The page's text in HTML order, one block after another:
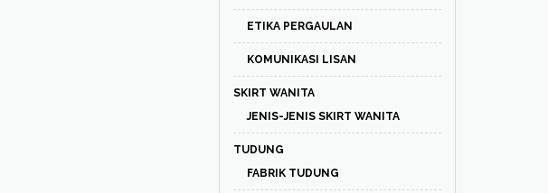
ETIKA PERGAULAN
KOMUNIKASI LISAN
SKIRT WANITA
JENIS-JENIS SKIRT WANITA
TUDUNG
FABRIK TUDUNG